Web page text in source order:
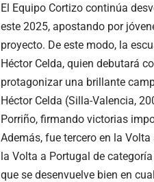
El Equipo Cortizo continúa
este 2025, apostando por
proyecto. De este modo, la
Héctor Celda, quien debutará
protagonizar una brillante
Héctor Celda (Silla-Valencia,
Porriño, firmando victorias
Además, fue tercero en la
la Volta a Portugal de
que se desenvuelve bien en